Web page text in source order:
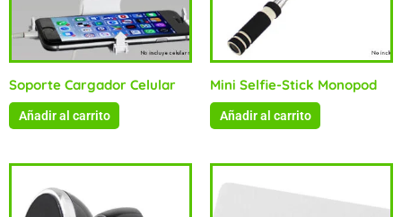
Soporte Cargador Celular
Añadir al carrito
Mini Selfie-Stick Monopod
Añadir al carrito